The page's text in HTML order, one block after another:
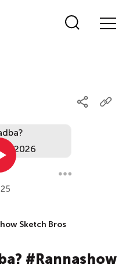
Sketch Bros
#Rannashow